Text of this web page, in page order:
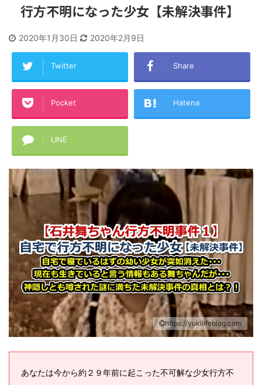
行方不明になった少女【未解決事件】
2020年1月30日 2020年2月9日
Twitter Share
Pocket Hatena
LINE
https://yukilifeblog.com
あなたは今から約２９年前に起こった不可解な少女行方不